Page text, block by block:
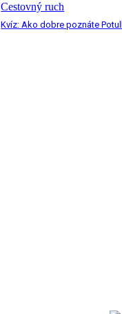
Cestovný ruch
Kvíz: Ako dobre poznáte